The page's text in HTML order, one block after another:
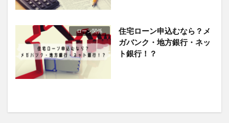
ローン関係
住宅ローン申込むなら？メ
ガバンク・地方銀行・ネッ
ト銀行！？